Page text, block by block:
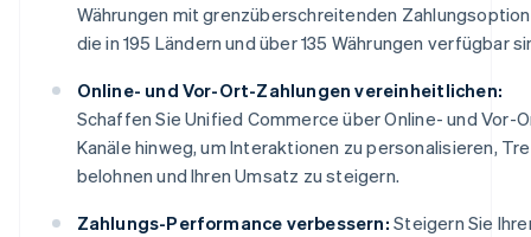
Währungen mit grenzüberschreitenden
die in 195 Ländern und über 135 Währungen verfügbar
Online- und Vor-Ort-Zahlungen vereinheitlichen:
Schaffen Sie Unified Commerce über Online- und Vor-
Kanäle hinweg, um Interaktionen zu personalisieren,
belohnen und Ihren Umsatz zu steigern.
Zahlungs-Performance verbessern: Steigern Sie